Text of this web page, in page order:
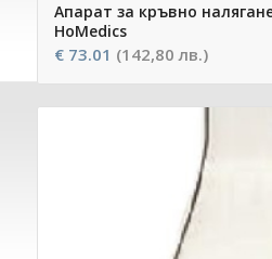
Апарат за кръвно
HoMedics
€73.01 (142,80 лв.)